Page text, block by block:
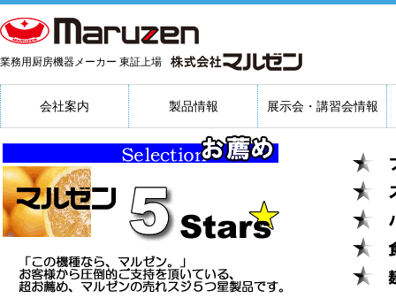
業務用厨房機器メーカー 東証上場
会社案内 製品情報 展示会・講習会情報